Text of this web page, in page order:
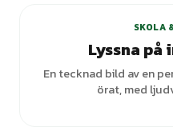
SKOLA
Lyssna
En tecknad bild av en
örat, med